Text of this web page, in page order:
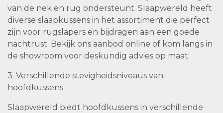
van de nek en rug ondersteunt. Slaapwereld heeft
diverse slaapkussens in het assortiment die perfect
zijn voor rugslapers en bijdragen aan een goede
nachtrust. Bekijk ons aanbod online of kom langs in
de showroom voor deskundig advies op maat.
3. Verschillende stevigheidsniveaus van
hoofdkussens
Slaapwereld biedt hoofdkussens in verschillende